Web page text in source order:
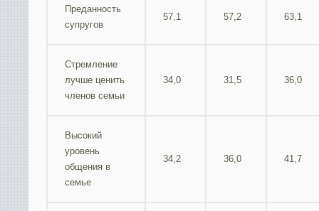
Преданность
супругов
57,1 57,2 63,1
Стремление
лучше ценить
членов семьи
34,0 31,5 36,0
Высокий
уровень
общения в
семье
34,2 36,0 41,7